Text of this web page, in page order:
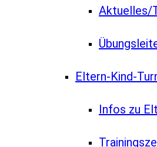
Aktuelles/
Eltern-Kind-
Infos zu